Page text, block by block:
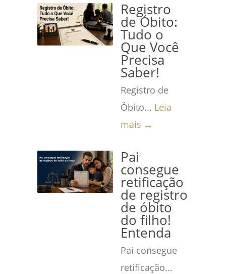
Registro
de Óbito:
Tudo o
Que Você
Precisa
Saber!
Registro de
Óbito... Leia
mais →
Pai
consegue
retificação
de registro
de óbito
do filho!
Entenda
Pai consegue
retificação...